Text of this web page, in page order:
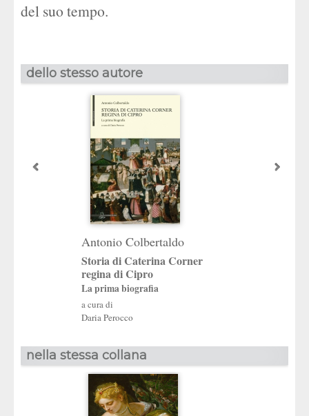
del suo tempo.
dello stesso autore
Antonio Colbertaldo
Storia di Caterina Corner
regina di Cipro
La prima biografia
a cura di
Daria Perocco
nella stessa collana